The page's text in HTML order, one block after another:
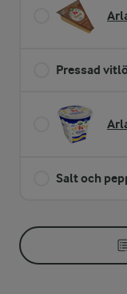
Pressad
Salt och